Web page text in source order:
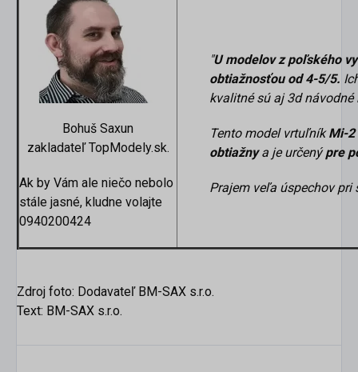
Bohuš Saxun
zakladateľ TopModely.sk.
Ak by Vám ale niečo nebolo
stále jasné, kludne volajte
0940200424
"U modelov z poľského
obtiažnosťou od 4-5/5.
kvalitné sú aj 3d návodné
Tento model vrtuľníkMi-2
obtiažnya je určenýpre
Prajem veľa úspechov pri
Zdroj foto: Dodavateľ BM-SAX s.r.o.
Text: BM-SAX s.r.o.